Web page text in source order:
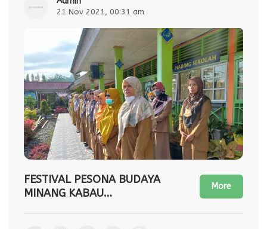
21 Nov 2021, 00:31 am
FESTIVAL PESONA BUDAYA
MINANG KABAU
More